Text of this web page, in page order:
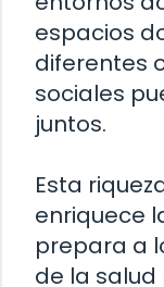
espacios
diferentes
sociales
juntos.
Esta
enriquece
prepara a
de la